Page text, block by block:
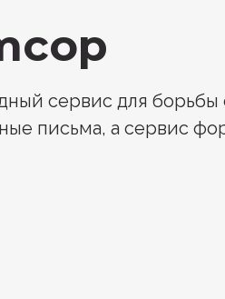
сервис для борьбы
письма, а сервис